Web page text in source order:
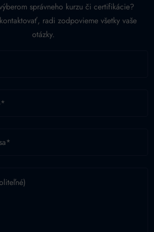
správneho kurzu či certifikácie?
radi zodpovieme všetky vaše
otázky.